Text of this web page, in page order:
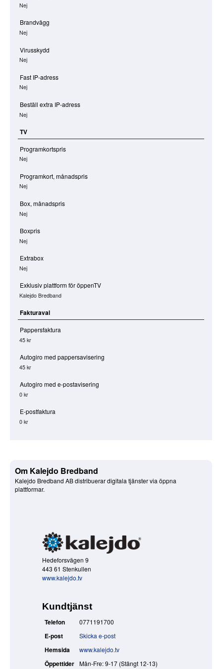
Nej
Brandvägg
Nej
Virusskydd
Nej
Fast IP-adress
Nej
Beställ extra IP-adress
Nej
TV
Programkortspris
Nej
Programkort, månadspris
Nej
Box, månadspris
Nej
Boxpris
Nej
Extrabox
Nej
Exklusiv plattform för öppenTV
Kalejdo Bredband
Fakturaval
Pappersfaktura
45 kr
Autogiro med pappersavisering
45 kr
Autogiro med e-postavisering
0 kr
E-postfaktura
0 kr
Om Kalejdo Bredband
Kalejdo Bredband AB distribuerar digitala tjänster via öppna
plattformar.
Hedeforsvägen 9
443 61 Stenkullen
www.kalejdo.tv
Kundtjänst
Telefon 0771191700
E-post Skicka e-post
Hemsida www.kalejdo.tv
Öppettider
Mån-Fre: 9-17 (Stängt 12-13)